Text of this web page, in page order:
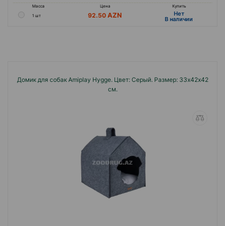
Масса Цена
Купить
1 шт
92.50 Hет
B наличии
Домик для собак Amiplay Hygge. Цвет: Серый. Размер: 33х42х42
см.